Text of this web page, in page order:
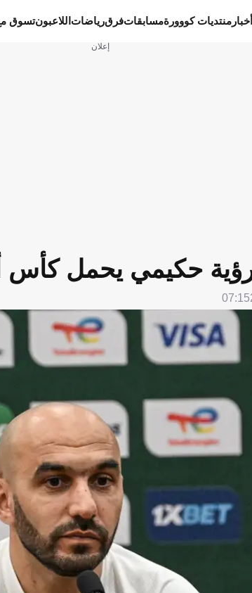
أخبار منتديات كووورةمسابقاتفرقرياضات اللاعبونتسوق
إعلان
حكيمي يحمل كأس
07:15